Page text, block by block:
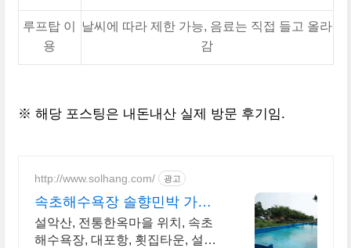
루프탑 이
용
날씨에 따라 제한 가능, 음료는 직접 들고 올라
감
※ 해당 포스팅은 내돈내산 실제 방문 후기임.
http://www.solhang.com/ 광고
속초해수욕장 솔향민박 가족
룸, 전통한옥
설악산, 전통한옥마을 위치, 속초
해수욕장, 대포항, 횟집타운, 설악